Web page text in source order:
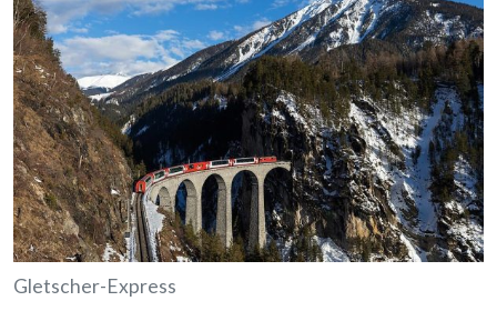
Gletscher-Express